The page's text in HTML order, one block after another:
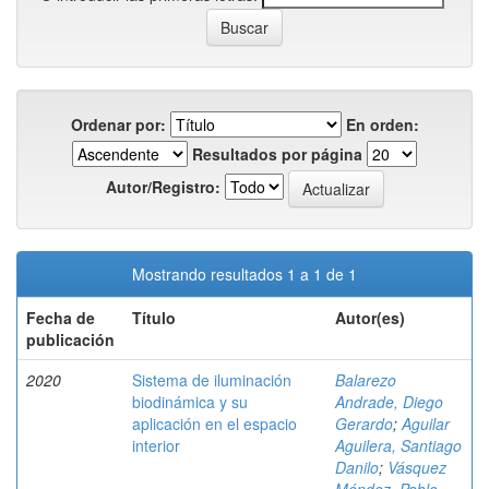
Ordenar por:
En orden:
Resultados por página
Autor/Registro:
Mostrando resultados 1 a 1 de 1
Fecha de
publicación
Título Autor(es)
2020
Sistema de iluminación
biodinámica y su
aplicación en el espacio
interior
Balarezo
Andrade, Diego
Gerardo;Aguilar
Aguilera, Santiago
Danilo; Vásquez